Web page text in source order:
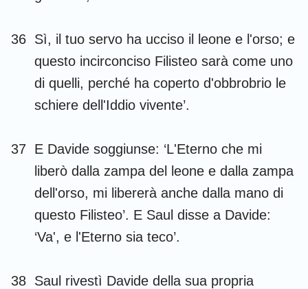
1
8 12
15 16 17 18 19 20 21
22 23 24 25 26 27 28
29 30 31
36 Sì, il tuo servo ha ucciso il leone e l'orso; e
questo incirconciso Filisteo sarà come uno
di quelli, perché ha coperto d'obbrobrio le
schiere dell'Iddio vivente’.
37 E Davide soggiunse: ‘L'Eterno che mi
liberò dalla zampa del leone e dalla zampa
dell'orso, mi libererà anche dalla mano di
questo Filisteo’. E Saul disse a Davide:
‘Va', e l'Eterno sia teco’.
38 Saul rivestì Davide della sua propria